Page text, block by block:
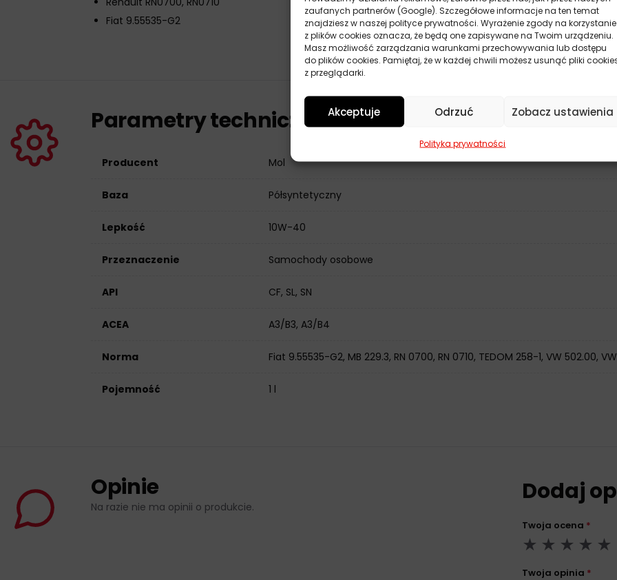
zaufanych partnerów (Google). Szczegółowe informacje na ten temat
znajdziesz w naszej polityce prywatności. Wyrażenie zgody na korzystanie
z plików cookies oznacza, że będą one zapisywane na Twoim urządzeniu.
Masz możliwość zarządzania warunkami przechowywania lub dostępu
do plików cookies. Pamiętaj, że w każdej chwili możesz usunąć pliki
z przeglądarki.
Akceptuje Odrzuć Zobacz ustawienia
Polityka prywatności
Fiat 9.55535-G2
Parametry techniczne
Producent Mol
Baza Półsyntetyczny
Lepkość 10W-40
Przeznaczenie Samochody osobowe
API CF, SL, SN
ACEA A3/B3, A3/B4
Norma Fiat 9.55535-G2, MB 229.3, RN 0700, RN 0710, TEDOM 258-1, VW 502.00,
Pojemność 1 l
Opinie
Na razie nie ma opinii o produkcie.
Dodaj
Twoja ocena *
Twoja opinia *